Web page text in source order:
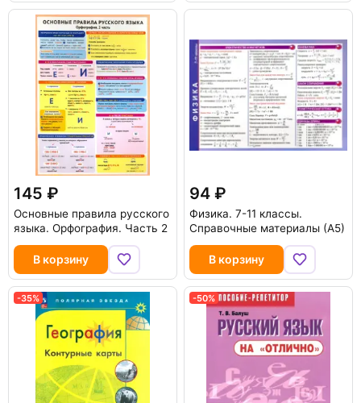
145
Основные правила русского
языка. Орфография. Часть 2
В корзину
94
Физика. 7-11 классы.
Справочные материалы (А5)
В корзину
-35% -50%